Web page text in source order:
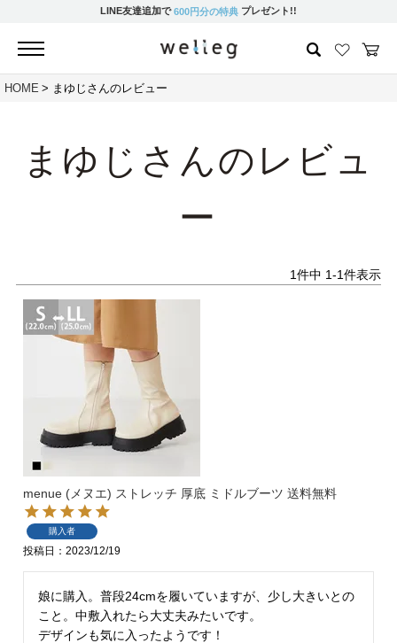
LINE友達追加で600円分の特典 プレゼント!!
マイページメニュー
マイページ 注文履歴
HOME まゆじさんのレビュー
まゆじさんのレビュ
ー
1件中 1-1件表示
menue (メヌエ) ストレッチ 厚底 ミドルブーツ 送料無料
購入者
投稿日 2023/12/19
娘に購入。普段24cmを履いていますが、少し大きいとの
こと。中敷入れたら大丈夫みたいです。
デザインも気に入ったようです！